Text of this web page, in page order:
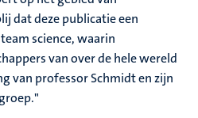
dat deze publicatie een
science, waarin
van over de hele wereld
van professor Schmidt en zijn